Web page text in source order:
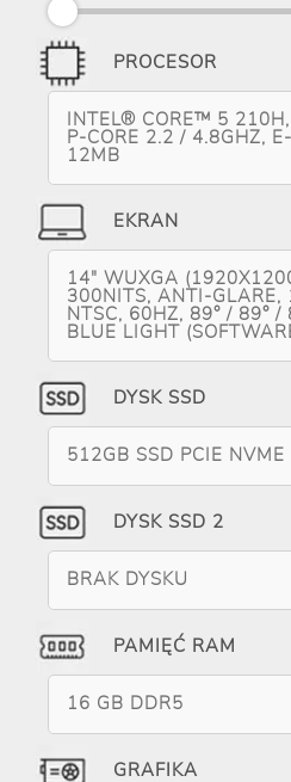
PROCESOR
INTEL® CORE™ 5
P-CORE 2.2 / 4.8GHZ,
12MB
EKRAN
14" WUXGA
300NITS, ANTI-
NTSC, 60HZ, 89° / 89° /
BLUE LIGHT
DYSK SSD
512GB SSD PCIE NVME
DYSK SSD 2
BRAK DYSKU
PAMIĘĆ RAM
16 GB DDR5
GRAFIKA